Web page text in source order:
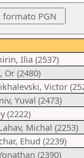
Ilia (2537)
Or (2480)
Victor
Yuval (2473)
(2222)
Michal (2253)
Ehud (2239)
(2390)